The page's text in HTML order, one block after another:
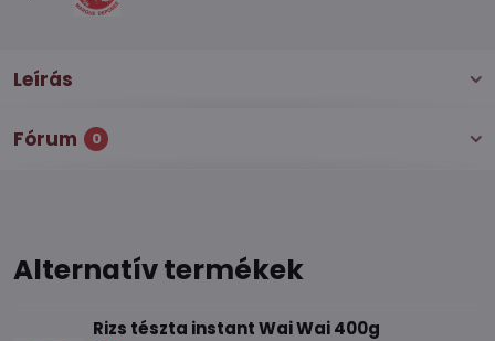
Leírás
Fórum 0
Alternatív termékek
Rizs tészta instant Wai Wai 400g